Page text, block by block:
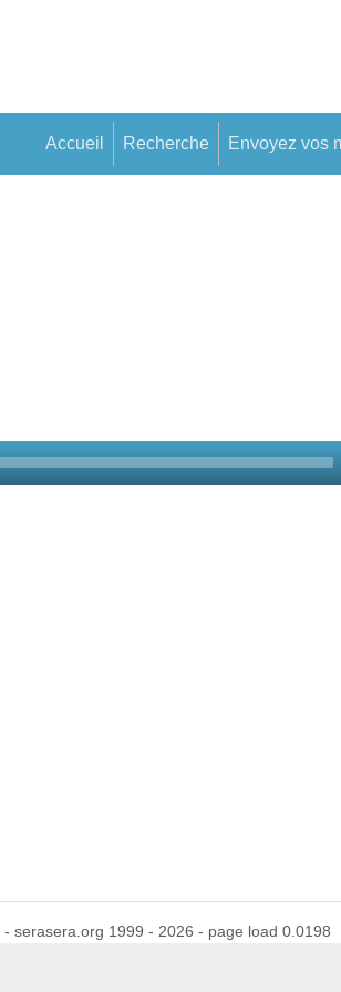
Accueil Recherche Envoyez vos
- serasera.org 1999 - 2026 - page load 0.0198